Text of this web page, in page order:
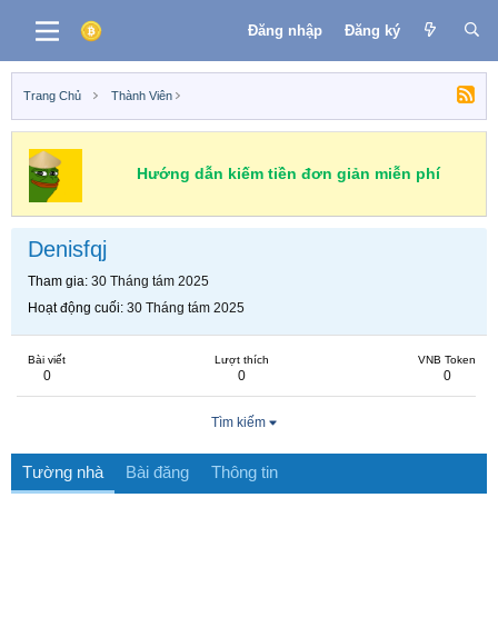
Đăng nhập Đăng ký
Trang Chủ Thành Viên
Hướng dẫn kiếm tiền đơn giản miễn phí
Denisfqj
Tham gia 30 Tháng tám 2025
Hoạt động cuối 30 Tháng tám 2025
Bài viết
0
Lượt thích
0
VNB Token
0
Tìm kiếm
Tường nhà Bài đăng Thông tin